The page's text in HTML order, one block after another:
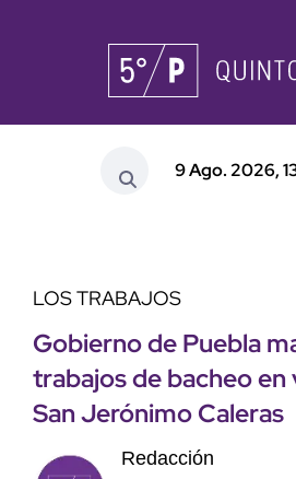
9 Ago. 2026,
LOS TRABAJOS
Gobierno de Puebla
trabajos de bacheo en
San Jerónimo Caleras
Redacción